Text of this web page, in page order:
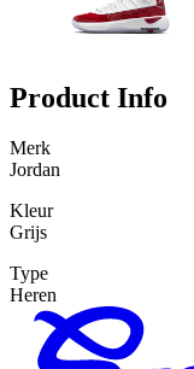
Product Info
Merk
Jordan
Kleur
Grijs
Type
Heren